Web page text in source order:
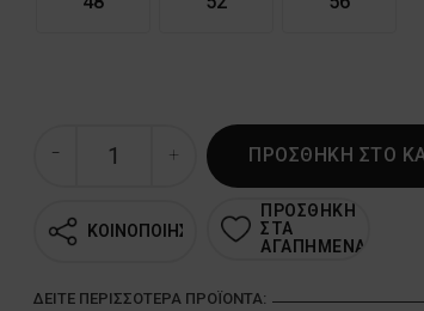
ΠΡΟΣΘΗΚΗ ΣΤΟ
ΚΟΙΝΟΠΟΙΗΣΗ
ΠΡΟΣΘΗΚΗ
ΣΤΑ
ΑΓΑΠΗΜΕΝΑ
ΔΕΊΤΕ ΠΕΡΙΣΣΌΤΕΡΑ ΠΡΟΪΌΝΤΑ: